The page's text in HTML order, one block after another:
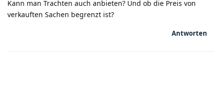
Kann man Trachten auch anbieten? Und ob die Preis von
verkauften Sachen begrenzt ist?
Antworten